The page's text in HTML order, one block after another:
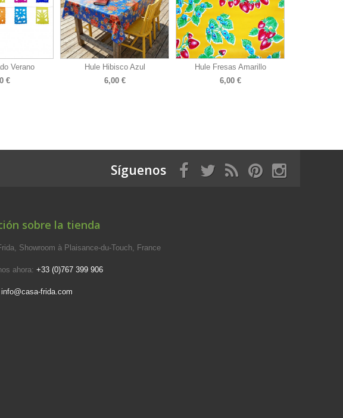
Verano
€
Hule Hibisco Azul
6,00 €
Hule Fresas Amarillo
6,00 €
Síguenos
sobre la tienda
Showroom à Plaisance-du-Touch, France
ahora: +33 (0)767 399 906
info@casa-frida.com